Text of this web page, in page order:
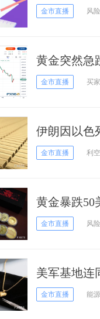
黄金年内有
金市直播 风险
黄金突然急
市场聚焦本
金市直播 买家
伊朗因以色
下行
金市直播 利空
黄金暴跌50
金市直播 风险
美军基地连
金市直播 能源